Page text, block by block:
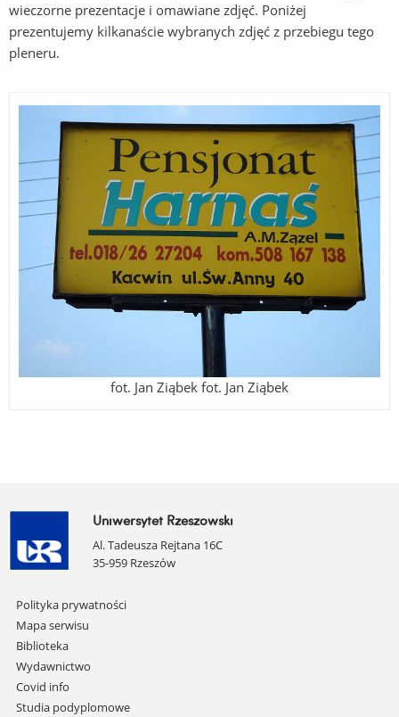
wieczorne prezentacje i omawiane zdjęć. Poniżej
prezentujemy kilkanaście wybranych zdjęć z przebiegu tego
pleneru.
fot. Jan Ziąbek fot. Jan Ziąbek
Uniwersytet Rzeszowski
Al. Tadeusza Rejtana 16C
35-959 Rzeszów
Pomiń
nawigację
i
przejdź
do
treści
Polityka prywatności
Mapa serwisu
Biblioteka
Wydawnictwo
Covid info
Studia podyplomowe